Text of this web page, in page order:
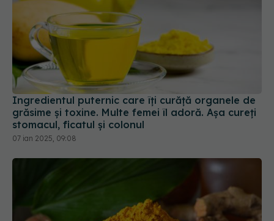
Ingredientul puternic care îți curăță organele de
grăsime și toxine. Multe femei îl adoră. Așa cureți
stomacul, ficatul și colonul
07 ian 2025, 09:08